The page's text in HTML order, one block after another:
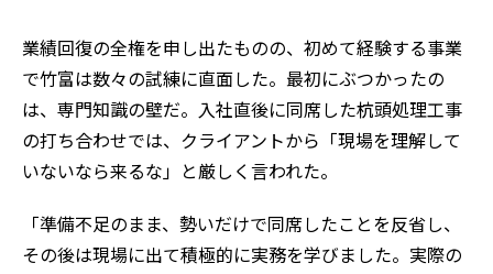
業績回復の全権を申し出たものの、初めて経験する事業
で竹富は数々の試練に直面した。最初にぶつかったの
は、専門知識の壁だ。入社直後に同席した杭頭処理工事
の打ち合わせでは、クライアントから「現場を理解して
いないなら来るな」と厳しく言われた。
「準備不足のまま、勢いだけで同席したことを反省し、
その後は現場に出て積極的に実務を学びました。実際の